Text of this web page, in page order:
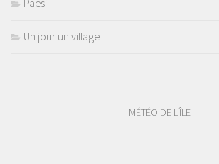
Un jour un village
MÉTÉO DE L'ÎLE